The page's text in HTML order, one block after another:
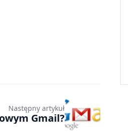
Następny artykuł
Gmail?